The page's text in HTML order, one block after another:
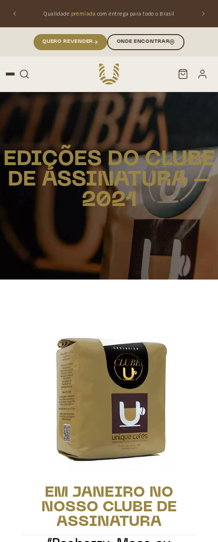
Qualidade premiadacom entrega para todo o Brasil
QUERO REVENDER ONDE ENCONTRAR
Buscar produtos:
EDIÇÕES DO CLUBE
DE ASSINATURA –
2021
EM JANEIRO NO
NOSSO CLUBE DE
ASSINATURA